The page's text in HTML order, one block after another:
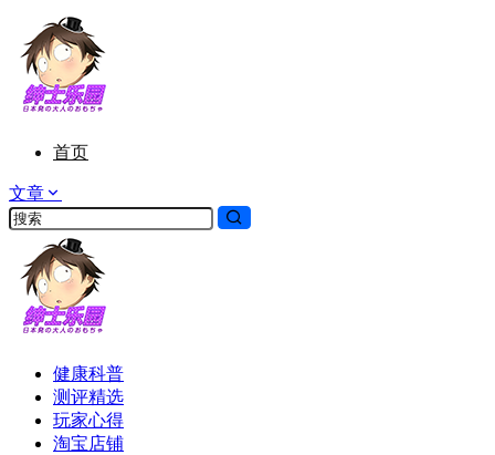
首页
文章
健康科普
测评精选
玩家心得
淘宝店铺